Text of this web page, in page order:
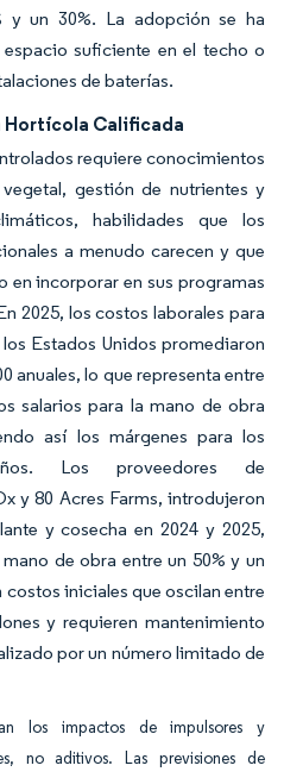
y un 30%. La adopción se ha
suficiente en el techo o
de baterías.
Hortícola Calificada
requiere conocimientos
gestión de nutrientes y
habilidades que los
a menudo carecen y que
en incorporar en sus programas
2025, los costos laborales para
Estados Unidos promediaron
anuales, lo que representa entre
salarios para la mano de obra
así los márgenes para los
Los proveedores de
y 80 Acres Farms, introdujeron
y cosecha en 2024 y 2025,
de obra entre un 50% y un
iniciales que oscilan entre
y requieren mantenimiento
por un número limitado de
los impactos de impulsores y
no aditivos. Las previsiones de